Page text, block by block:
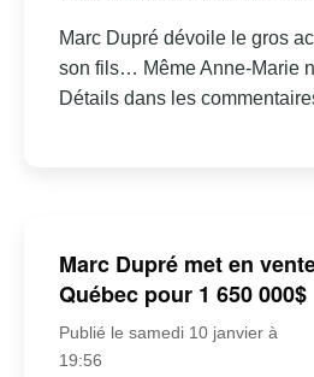
Marc Dupré dévoile le gros
son fils… Même Anne-Marie
Détails dans les
Marc Dupré met en
Québec pour 1 650 000$
Publié le samedi 10 janvier à
19:56